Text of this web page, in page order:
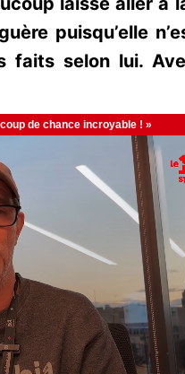
puisqu’elle
faits selon lui.